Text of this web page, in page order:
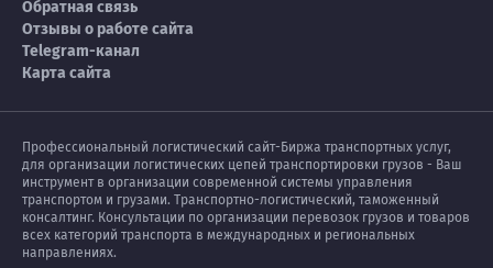
Обратная связь
Отзывы о работе сайта
Telegram-канал
Карта сайта
Профессиональный логистический сайт-Биржа транспортных услуг,
для организации логистических цепей транспортировки грузов - Ваш
инструмент в организации современной системы управления
транспортом и грузами. Транспортно-логистический, таможенный
консалтинг. Консультации по организации перевозок грузов и товаров
всех категорий транспорта в международных и региональных
направлениях.